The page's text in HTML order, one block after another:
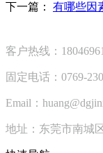
下一篇： 有哪些因
客户热线：
固定电话：0769-
Email：
地址：东莞市南城